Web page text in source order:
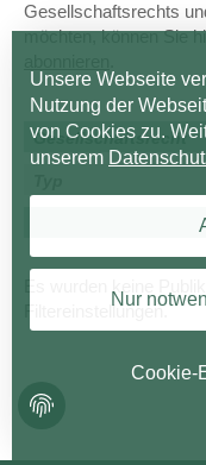
Gesellschaftsrechts
möchten, können Sie
Gesellschaftsrecht
Filtereinstellungen.
Unsere Webseite
Nutzung der
von Cookies zu.
unserem
Nur
Cookie-